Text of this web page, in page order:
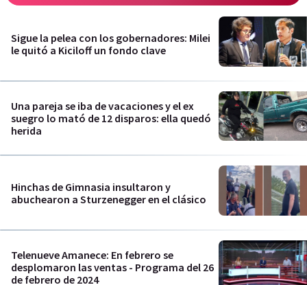
Sigue la pelea con los gobernadores: Milei
le quitó a Kiciloff un fondo clave
Una pareja se iba de vacaciones y el ex
suegro lo mató de 12 disparos: ella quedó
herida
Hinchas de Gimnasia insultaron y
abuchearon a Sturzenegger en el clásico
Telenueve Amanece: En febrero se
desplomaron las ventas - Programa del 26
de febrero de 2024